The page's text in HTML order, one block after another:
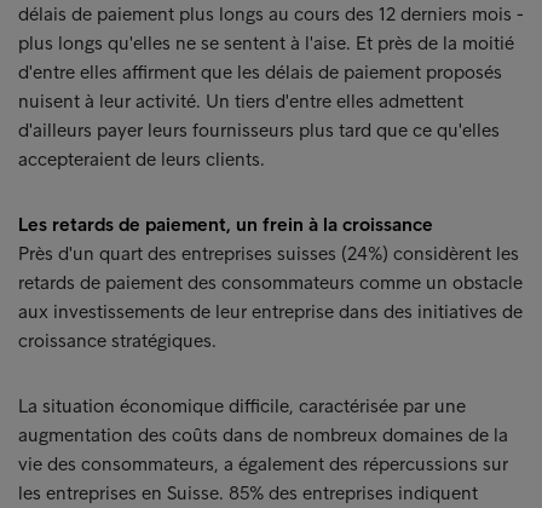
délais de paiement plus longs au cours des 12 derniers mois -
plus longs qu'elles ne se sentent à l'aise. Et près de la moitié
d'entre elles affirment que les délais de paiement proposés
nuisent à leur activité. Un tiers d'entre elles admettent
d'ailleurs payer leurs fournisseurs plus tard que ce qu'elles
accepteraient de leurs clients.
Les retards de paiement, un frein à la croissance
Près d'un quart des entreprises suisses (24%) considèrent les
retards de paiement des consommateurs comme un obstacle
aux investissements de leur entreprise dans des initiatives de
croissance stratégiques.
La situation économique difficile, caractérisée par une
augmentation des coûts dans de nombreux domaines de la
vie des consommateurs, a également des répercussions sur
les entreprises en Suisse. 85% des entreprises indiquent